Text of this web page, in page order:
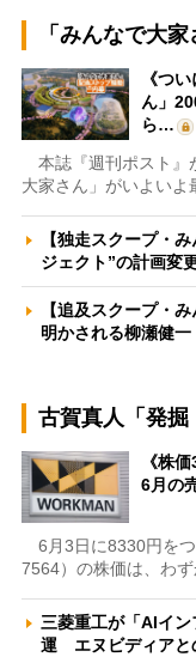
「みんなで大
《つ
ん」
ら…
本誌『週刊ポスト』
大家さん」がいよい
【独走スクープ・
ジェクト”の計画変
【追及スクープ・
明かされる柳瀬健
古賀真人「発掘
《株
6月の
6月3日に8330円をつ
7564）の株価は、わ
三菱重工が「AIイ
運 エヌビディアと